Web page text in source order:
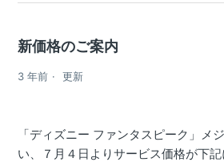
新価格のご案内
3 年前 更新
「ディズニー ファンタスピーク」メ
い、７月４日よりサービス価格が下記